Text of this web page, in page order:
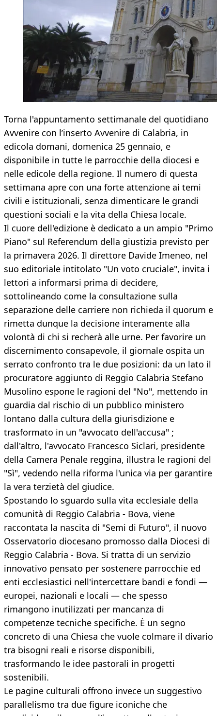
Torna l'appuntamento settimanale del quotidiano
Avvenire con l’inserto Avvenire di Calabria, in
edicola domani, domenica 25 gennaio, e
disponibile in tutte le parrocchie della diocesi e
nelle edicole della regione. Il numero di questa
settimana apre con una forte attenzione ai temi
civili e istituzionali, senza dimenticare le grandi
questioni sociali e la vita della Chiesa locale.
Il cuore dell'edizione è dedicato a un ampio "Primo
Piano" sul Referendum della giustizia previsto per
la primavera 2026. Il direttore Davide Imeneo, nel
suo editoriale intitolato "Un voto cruciale", invita i
lettori a informarsi prima di decidere,
sottolineando come la consultazione sulla
separazione delle carriere non richieda il quorum e
rimetta dunque la decisione interamente alla
volontà di chi si recherà alle urne. Per favorire un
discernimento consapevole, il giornale ospita un
serrato confronto tra le due posizioni: da un lato il
procuratore aggiunto di Reggio Calabria Stefano
Musolino espone le ragioni del "No", mettendo in
guardia dal rischio di un pubblico ministero
lontano dalla cultura della giurisdizione e
trasformato in un "avvocato dell'accusa" ;
dall'altro, l'avvocato Francesco Siclari, presidente
della Camera Penale reggina, illustra le ragioni del
"Sì", vedendo nella riforma l'unica via per garantire
la vera terzietà del giudice.
Spostando lo sguardo sulla vita ecclesiale della
comunità di Reggio Calabria - Bova, viene
raccontata la nascita di "Semi di Futuro", il nuovo
Osservatorio diocesano promosso dalla Diocesi di
Reggio Calabria - Bova. Si tratta di un servizio
innovativo pensato per sostenere parrocchie ed
enti ecclesiastici nell'intercettare bandi e fondi —
europei, nazionali e locali — che spesso
rimangono inutilizzati per mancanza di
competenze tecniche specifiche. È un segno
concreto di una Chiesa che vuole colmare il divario
tra bisogni reali e risorse disponibili,
trasformando le idee pastorali in progetti
sostenibili.
Le pagine culturali offrono invece un suggestivo
parallelismo tra due figure iconiche che